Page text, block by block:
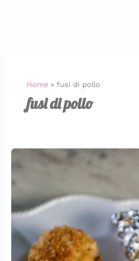
Home» fusi di pollo
fusi di pollo
Fusi
Pollo
Mandorle
Rustichic